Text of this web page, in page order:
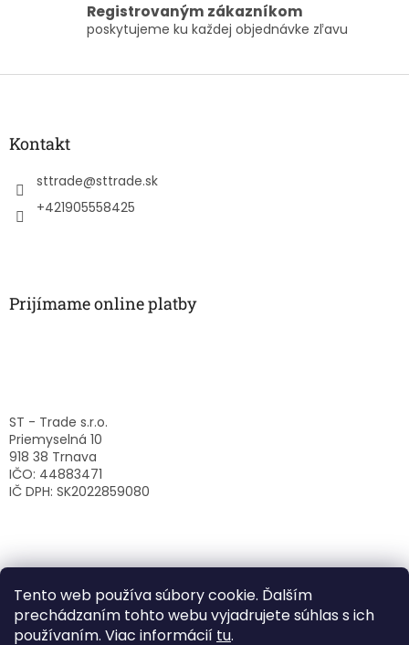
Tento web používa súbory cookie. Ďalším
prechádzaním tohto webu vyjadrujete súhlas s ich
používaním. Viac informácií tu.
s
u
Registrovaným zákazníkom
poskytujeme ku každej objednávke zľavu
Z
Kontakt
sttrade@sttrade.sk
+421905558425
Prijímame online platby
ST - Trade s.r.o.
Priemyselná 10
918 38 Trnava
IČO: 44883471
IČ DPH: SK2022859080